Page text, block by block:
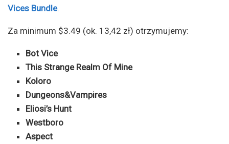
Vices Bundle.
Za minimum $3.49 (ok. 13,42 zł) otrzymujemy:
Bot Vice
This Strange Realm Of Mine
Koloro
Dungeons&Vampires
Eliosi’s Hunt
Westboro
Aspect